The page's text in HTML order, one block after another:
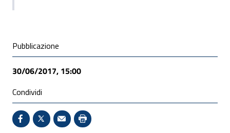
Condivisione social
Pubblicazione
30/06/2017, 15:00
Condividi
Condividi su Facebook - Sito esterno - Apertura in
X - Sito esterno - Apertura in nuova finestra
Invio Mail: apre il programma di posta
Stampa pagina: scelta meno